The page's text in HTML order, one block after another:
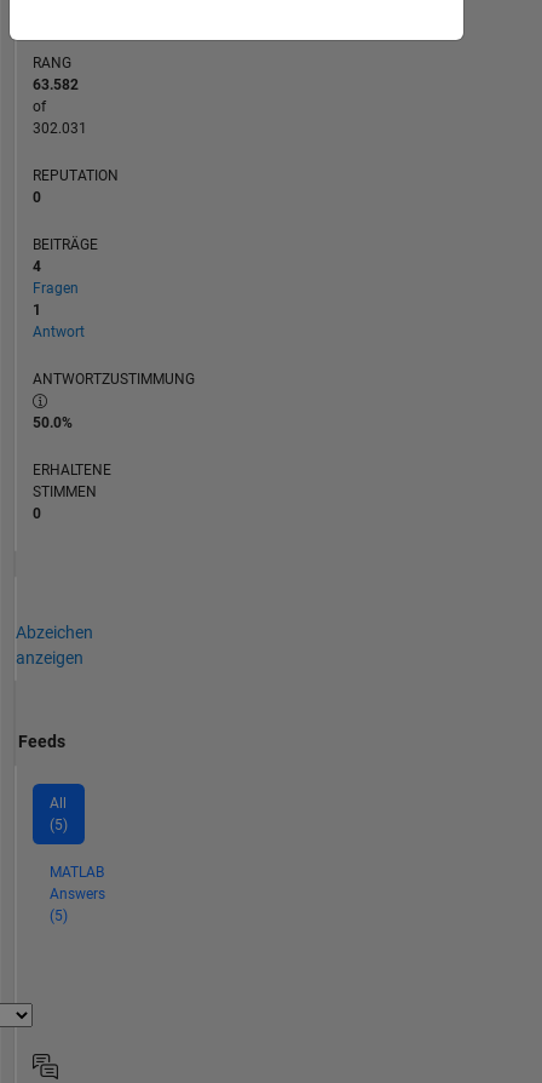
RANG
63.582
of
302.031
REPUTATION
0
BEITRÄGE
4
Fragen
1
Antwort
ANTWORTZUSTIMMUNG
50.0%
ERHALTENE
STIMMEN
0
Abzeichen
anzeigen
Feeds
All
(5)
MATLAB
Answers
(5)